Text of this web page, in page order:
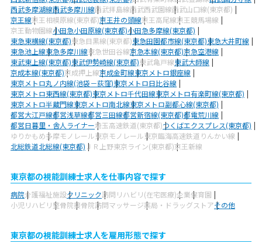
西武多摩湖線西武多摩川線西武拝島線西武西武園線西武山口線(東京都)
京王線京王相模原線(東京都)京王井の頭線京王高尾線京王競馬場線
京王動物園線小田急小田原線(東京都)小田急多摩線(東京都)
東急東横線(東京都)東急目黒線(東京都)東急田園都市線(東京都)東急大井町線
東急池上線東急多摩川線東急世田谷線京急本線(東京都)京急空港線
東武東上線(東京都)東武伊勢崎線(東京都)東武亀戸線東武大師線
京成本線(東京都)京成押上線京成金町線東京メトロ銀座線
東京メトロ丸ノ内線(池袋－荻窪)東京メトロ日比谷線
東京メトロ東西線(東京都)東京メトロ千代田線東京メトロ有楽町線(東京都)
東京メトロ半蔵門線東京メトロ南北線東京メトロ副都心線(東京都)
都営大江戸線都営浅草線都営三田線都営新宿線(東京都)都電荒川線
都営日暮里・舎人ライナー埼玉高速鉄道(東京都)つくばエクスプレス(東京都)
ゆりかもめ多摩モノレール東京モノレール東京臨海高速鉄道りんかい線
北総鉄道北総線(東京都) ＪＲ上野東京ライン(東京都)京王新線
東京都の視能訓練士求人を仕事内容で探す
病院介護福祉施設クリニック訪問リハビリ(在宅医療)企業保育園
小児リハビリ整骨院接骨院訪問マッサージ薬局・ドラッグストアその他
東京都の視能訓練士求人を雇用形態で探す